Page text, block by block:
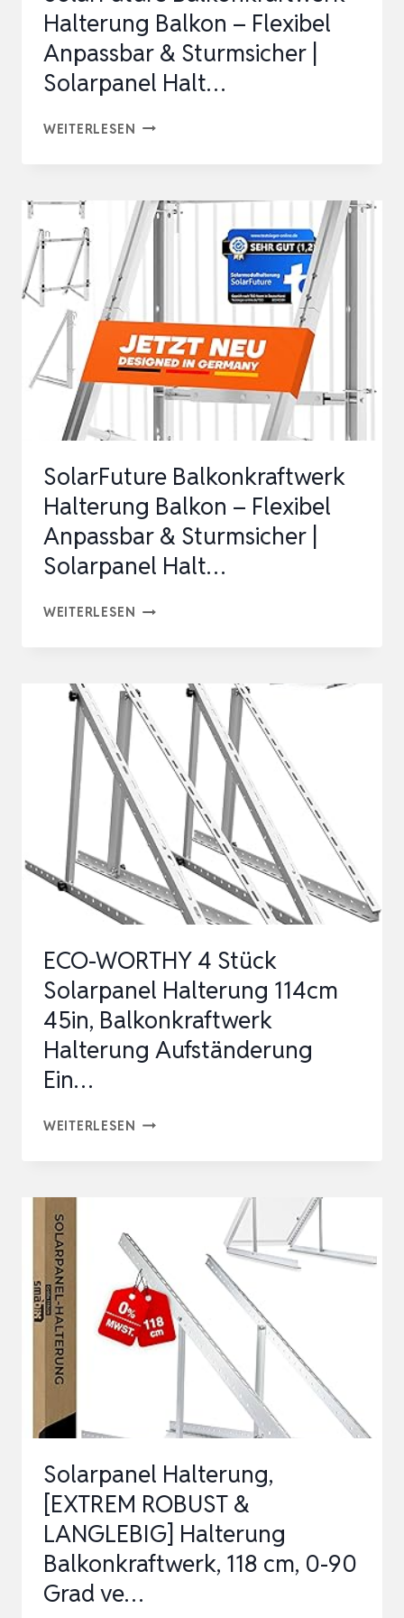
AUF…
Halterung Balkon – Flexibel
Anpassbar & Sturmsicher |
Solarpanel Halt…
WEITERLESEN SOLARFUTURE
BALKON
–
FLEXIBEL
STURMSICHER
|
SOLARPANEL
HALT…
SolarFuture Balkonkraftwerk
Halterung Balkon – Flexibel
Anpassbar & Sturmsicher |
Solarpanel Halt…
WEITERLESEN SOLARFUTURE
BALKON
–
FLEXIBEL
ANPASSBAR
&
STURMSICHER
SOLARPANEL
HALT…
ECO-WORTHY 4 Stück
Solarpanel Halterung 114cm
45in, Balkonkraftwerk
Halterung Aufständerung
Ein…
WEITERLESEN ECO-
HALTERUNG
114CM
45IN,
BALKONKRAFTWERK
HALTERUNG
AUFSTÄNDERUNG
EIN…
Solarpanel Halterung,
[EXTREM ROBUST &
LANGLEBIG] Halterung
Balkonkraftwerk, 118 cm, 0-90
Grad ve…